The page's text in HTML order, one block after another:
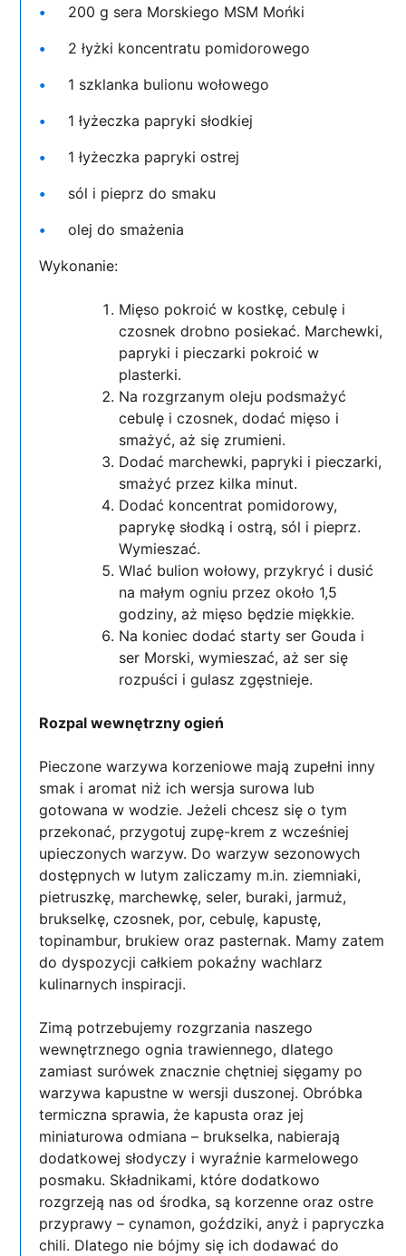
200 g sera Morskiego MSM Mońki
2 łyżki koncentratu pomidorowego
1 szklanka bulionu wołowego
1 łyżeczka papryki słodkiej
1 łyżeczka papryki ostrej
sól i pieprz do smaku
olej do smażenia
Wykonanie:
Mięso pokroić w kostkę, cebulę i
czosnek drobno posiekać. Marchewki,
papryki i pieczarki pokroić w
plasterki.
Na rozgrzanym oleju podsmażyć
cebulę i czosnek, dodać mięso i
smażyć, aż się zrumieni.
Dodać marchewki, papryki i pieczarki,
smażyć przez kilka minut.
Dodać koncentrat pomidorowy,
paprykę słodką i ostrą, sól i pieprz.
Wymieszać.
Wlać bulion wołowy, przykryć i dusić
na małym ogniu przez około 1,5
godziny, aż mięso będzie miękkie.
Na koniec dodać starty ser Gouda i
ser Morski, wymieszać, aż ser się
rozpuści i gulasz zgęstnieje.
Rozpal wewnętrzny ogień
Pieczone warzywa korzeniowe mają zupełni inny
smak i aromat niż ich wersja surowa lub
gotowana w wodzie. Jeżeli chcesz się o tym
przekonać, przygotuj zupę-krem z wcześniej
upieczonych warzyw. Do warzyw sezonowych
dostępnych w lutym zaliczamy m.in. ziemniaki,
pietruszkę, marchewkę, seler, buraki, jarmuż,
brukselkę, czosnek, por, cebulę, kapustę,
topinambur, brukiew oraz pasternak. Mamy zatem
do dyspozycji całkiem pokaźny wachlarz
kulinarnych inspiracji.
Zimą potrzebujemy rozgrzania naszego
wewnętrznego ognia trawiennego, dlatego
zamiast surówek znacznie chętniej sięgamy po
warzywa kapustne w wersji duszonej. Obróbka
termiczna sprawia, że kapusta oraz jej
miniaturowa odmiana – brukselka, nabierają
dodatkowej słodyczy i wyraźnie karmelowego
posmaku. Składnikami, które dodatkowo
rozgrzeją nas od środka, są korzenne oraz ostre
przyprawy – cynamon, goździki, anyż i papryczka
chili. Dlatego nie bójmy się ich dodawać do